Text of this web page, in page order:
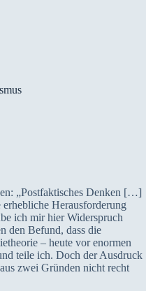
„Postfaktisches Denken […]
Herausforderung
ich mir hier Widerspruch
den Befund, dass die
– heute vor enormen
teile ich. Doch der Ausdruck
zwei Gründen nicht recht